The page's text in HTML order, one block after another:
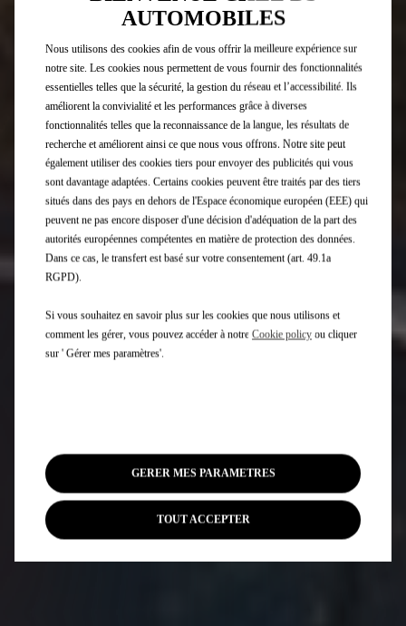
AUTOMOBILES
Nous utilisons des cookies afin de vous offrir la meilleure expérience sur
notre site. Les cookies nous permettent de vous fournir des fonctionnalités
essentielles telles que la sécurité, la gestion du réseau et l’accessibilité. Ils
améliorent la convivialité et les performances grâce à diverses
fonctionnalités telles que la reconnaissance de la langue, les résultats de
recherche et améliorent ainsi ce que nous vous offrons. Notre site peut
également utiliser des cookies tiers pour envoyer des publicités qui vous
sont davantage adaptées. Certains cookies peuvent être traités par des tiers
situés dans des pays en dehors de l'Espace économique européen (EEE) qui
peuvent ne pas encore disposer d'une décision d'adéquation de la part des
autorités européennes compétentes en matière de protection des données.
Dans ce cas, le transfert est basé sur votre consentement (art. 49.1a
RGPD).
Si vous souhaitez en savoir plus sur les cookies que nous utilisons et
comment les gérer, vous pouvez accéder à notre Cookie policy ou cliquer
sur ' Gérer mes paramètres'.
GERER MES PARAMETRES
TOUT ACCEPTER